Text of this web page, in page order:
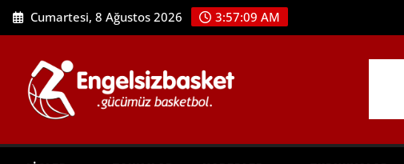
Skip
to
Cumartesi, 8 Ağustos 2026 3:57:10 AM